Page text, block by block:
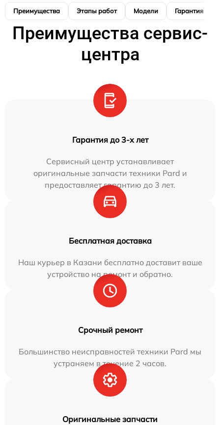
Преимущества Этапы работ Модели Гарантия
Преимущества сервис-
центра
Гарантия до 3-х лет
Сервисный центр устанавливает
оригинальные запчасти техники Pard и
предоставляет гарантию до 3 лет.
Бесплатная доставка
Наш курьер в Казани бесплатно доставит ваше
устройство на ремонт и обратно.
Срочный ремонт
Большинство неисправностей техники Pard мы
устраняем в течение 2 часов.
Оригинальные запчасти